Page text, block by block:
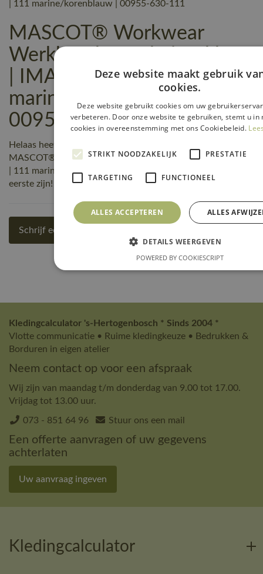
| 111 marine/korenblauw | 00955-630-111
MASCOT® Workwear
Werkbroek met kniezakken
| IMAGE | 111
marine/korenblauw |
00955-630-111 reviews
Helaas heeft nog niemand een beoordeling geschreven over
MASCOT® Workwear Werkbroek met kniezakken | IMAGE
| 111 marine/korenblauw | 00955-630-111, maar jij kunt de
eerste zijn! Schrijf een review!
Schrijf een review
Kledingcalculator 's-Hertogenbosch * Sinds 2004 *
Vlotte communicatie • Ruime kledingkeuze • Bedrukken &
Borduren in eigen atelier
Neem contact op voor een afspraak
Wij zijn van maandag t/m donderdag van 9.00 tot 17.00.
Vrijdag tot 13.00 uur.
073 - 851 64 96 Stuur ons een mail
Een offerte aanvragen of uw gegevens
achterlaten
Uw aanvraag ingeven
Kledingcalculator
Deze website maakt gebruik
cookies.
Deze website gebruikt cookies om uw
verbeteren. Door onze website te gebruiken, stemt u in
cookies in overeenstemming met ons Cookiebeleid.
STRIKT NOODZAKELIJK PRESTATIE
TARGETING FUNCTIONEEL
ALLES ACCEPTEREN ALLES
DETAILS WEERGEVEN
POWERED BY COOKIESCRIPT